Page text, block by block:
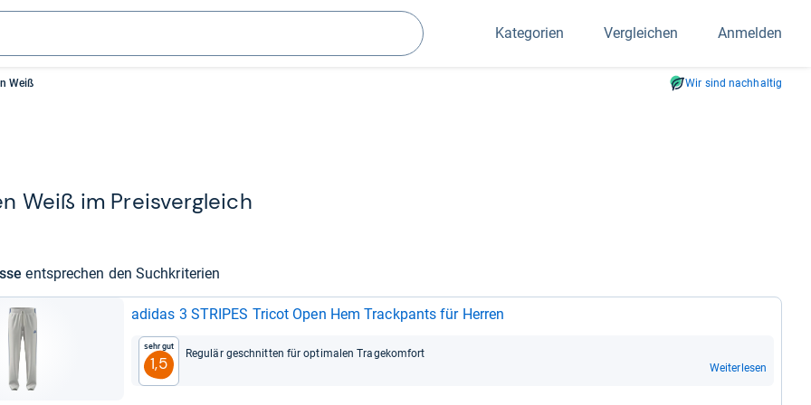
Suchen
Kategorien Vergleichen Anmelden
Weiß Wir sind nachhaltig
Weiß im Preis­ver­gleich
ent­spre­chen den Such­kri­te­rien
adi­das 3 STRI­PES Tri­cot Open Hem Track­pants für Her­ren
Sehr gut
1,5
Regu­lär geschnit­ten für opti­ma­len Tra­ge­kom­fort
Weiterlesen